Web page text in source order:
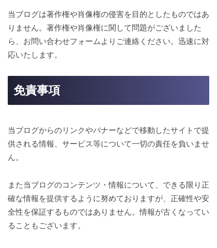
当ブログは著作権や肖像権の侵害を目的としたものではあ
りません。著作権や肖像権に関して問題がございました
ら、お問い合わせフォームよりご連絡ください。迅速に対
応いたします。
免責事項
当ブログからのリンクやバナーなどで移動したサイトで提
供される情報、サービス等について一切の責任を負いませ
ん。
また当ブログのコンテンツ・情報について、できる限り正
確な情報を提供するように努めておりますが、正確性や安
全性を保証するものではありません。情報が古くなってい
ることもございます。